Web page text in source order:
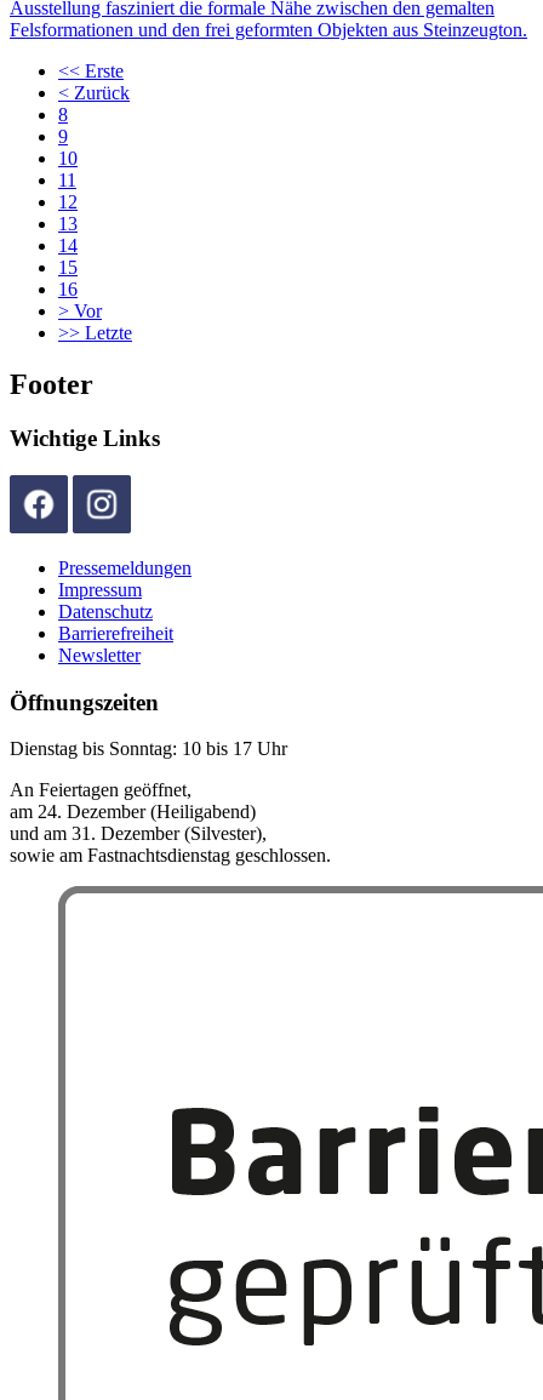
Ausstellung fasziniert die formale Nähe zwischen den gemalten
Felsformationen und den frei geformten Objekten aus Steinzeugton.
<< Erste
< Zurück
8
9
10
11
12
13
14
15
16
> Vor
>> Letzte
Footer
Wichtige Links
Pressemeldungen
Impressum
Datenschutz
Barrierefreiheit
Newsletter
Öffnungszeiten
Dienstag bis Sonntag: 10 bis 17 Uhr
An Feiertagen geöffnet,
am 24. Dezember (Heiligabend)
und am 31. Dezember (Silvester),
sowie am Fastnachtsdienstag geschlossen.